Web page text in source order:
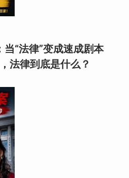
“法律”变成速成剧本
法律到底是什么？